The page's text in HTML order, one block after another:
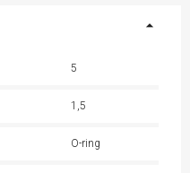
5
1,5
O-ring